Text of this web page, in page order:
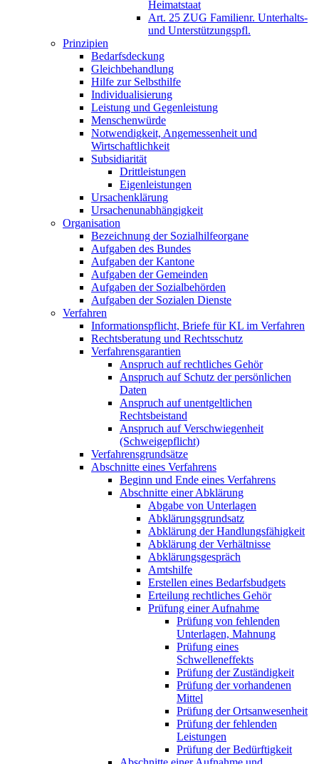
Heimatstaat
Art. 25 ZUG Familienr. Unterhalts-
und Unterstützungspfl.
Prinzipien
Bedarfsdeckung
Gleichbehandlung
Hilfe zur Selbsthilfe
Individualisierung
Leistung und Gegenleistung
Menschenwürde
Notwendigkeit, Angemessenheit und
Wirtschaftlichkeit
Subsidiarität
Drittleistungen
Eigenleistungen
Ursachenklärung
Ursachenunabhängigkeit
Organisation
Bezeichnung der Sozialhilfeorgane
Aufgaben des Bundes
Aufgaben der Kantone
Aufgaben der Gemeinden
Aufgaben der Sozialbehörden
Aufgaben der Sozialen Dienste
Verfahren
Informationspflicht, Briefe für KL im Verfahren
Rechtsberatung und Rechtsschutz
Verfahrensgarantien
Anspruch auf rechtliches Gehör
Anspruch auf Schutz der persönlichen
Daten
Anspruch auf unentgeltlichen
Rechtsbeistand
Anspruch auf Verschwiegenheit
(Schweigepflicht)
Verfahrensgrundsätze
Abschnitte eines Verfahrens
Beginn und Ende eines Verfahrens
Abschnitte einer Abklärung
Abgabe von Unterlagen
Abklärungsgrundsatz
Abklärung der Handlungsfähigkeit
Abklärung der Verhältnisse
Abklärungsgespräch
Amtshilfe
Erstellen eines Bedarfsbudgets
Erteilung rechtliches Gehör
Prüfung einer Aufnahme
Prüfung von fehlenden
Unterlagen, Mahnung
Prüfung eines
Schwelleneffekts
Prüfung der Zuständigkeit
Prüfung der vorhandenen
Mittel
Prüfung der Ortsanwesenheit
Prüfung der fehlenden
Leistungen
Prüfung der Bedürftigkeit